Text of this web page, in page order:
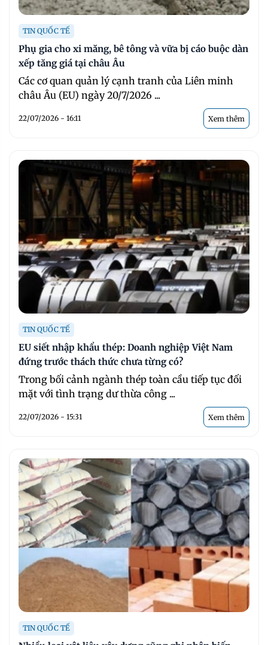
TIN QUỐC TẾ
Phụ gia cho xi măng, bê tông và vữa bị cáo buộc dàn
xếp tăng giá tại châu Âu
Các cơ quan quản lý cạnh tranh của Liên minh
châu Âu (EU) ngày 20/7/2026 ...
22/07/2026 - 16:11 Xem thêm
TIN QUỐC TẾ
EU siết nhập khẩu thép: Doanh nghiệp Việt Nam
đứng trước thách thức chưa từng có?
Trong bối cảnh ngành thép toàn cầu tiếp tục đối
mặt với tình trạng dư thừa công ...
22/07/2026 - 15:31 Xem thêm
TIN QUỐC TẾ